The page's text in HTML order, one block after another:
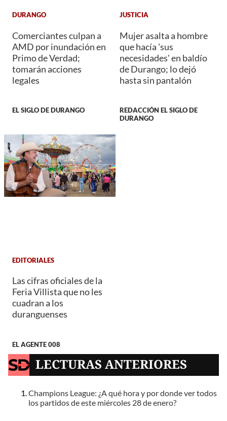
DURANGO
Comerciantes culpan a
AMD por inundación en
Primo de Verdad;
tomarán acciones
legales
EL SIGLO DE DURANGO
JUSTICIA
Mujer asalta a hombre
que hacía 'sus
necesidades' en baldío
de Durango; lo dejó
hasta sin pantalón
REDACCIÓN EL SIGLO DE
DURANGO
EDITORIALES
Las cifras oficiales de la
Feria Villista que no les
cuadran a los
duranguenses
EL AGENTE 008
LECTURAS ANTERIORES
Champions League: ¿A qué hora y por donde ver todos
los partidos de este miércoles 28 de enero?